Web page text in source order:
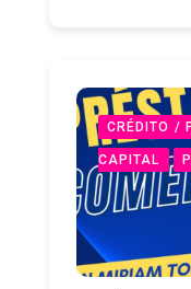
CRÉDITO /
CAPITAL